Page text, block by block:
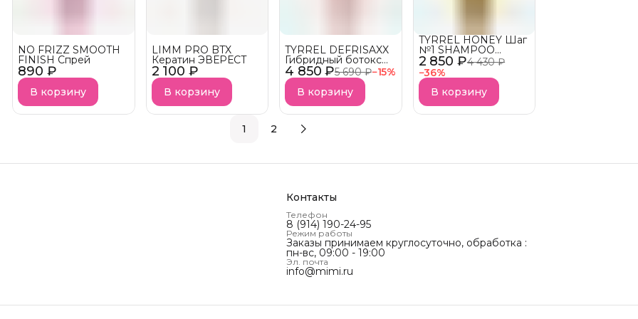
890 ₽
NO FRIZZ SMOOTH
FINISH Спрей
В корзину
2 100 ₽
LIMM PRO BTX
Кератин ЭВЕРЕСТ
В корзину
4 850 ₽5 690 ₽−15%
TYRREL DEFRISAXX
Гибридный ботокс
для реконструкции
волос УСПЕЙ
КУПИТЬ! Уходит с
рынка
В корзину
2 850 ₽4 430 ₽
−36%
TYRREL HONEY Шаг
№1 SHAMPOO
Восстанавливающий
шампунь с
коллагеном УСПЕЙ
КУПИТЬ! Уходит с
рынка
В корзину
1 2
Контакты
Телефон
8 (914) 190-24-95
Режим работы
Заказы принимаем круглосуточно, обработка :
пн-вс, 09:00 - 19:00
Эл. почта
info@mimi.ru